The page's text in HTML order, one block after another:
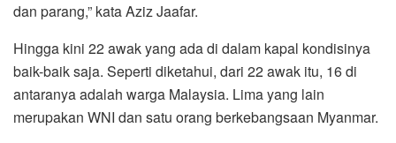
dan parang,” kata Aziz Jaafar.
Hingga kini 22 awak yang ada di dalam kapal kondisinya
baik-baik saja. Seperti diketahui, dari 22 awak itu, 16 di
antaranya adalah warga Malaysia. Lima yang lain
merupakan WNI dan satu orang berkebangsaan Myanmar.